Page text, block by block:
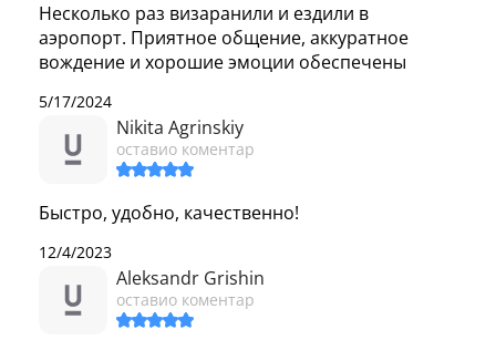
Несколько раз визаранили и ездили в
аэропорт. Приятное общение, аккуратное
вождение и хорошие эмоции обеспечены
5/17/2024
Nikita Agrinskiy
оставио коментар
Быстро, удобно, качественно!
12/4/2023
Aleksandr Grishin
оставио коментар